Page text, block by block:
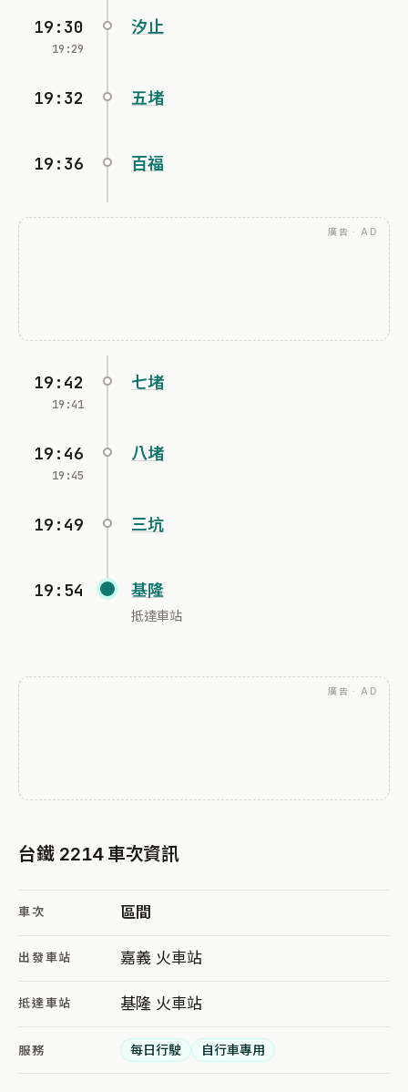
19:30
19:29
汐止
19:32 五堵
19:36 百福
廣告 · AD
19:42
19:41
七堵
19:46
19:45
八堵
19:49 三坑
19:54 基隆
抵達車站
廣告 · AD
台鐵 2214 車次資訊
車次 區間
出發車站 嘉義 火車站
抵達車站 基隆 火車站
服務 每日行駛 自行車專用